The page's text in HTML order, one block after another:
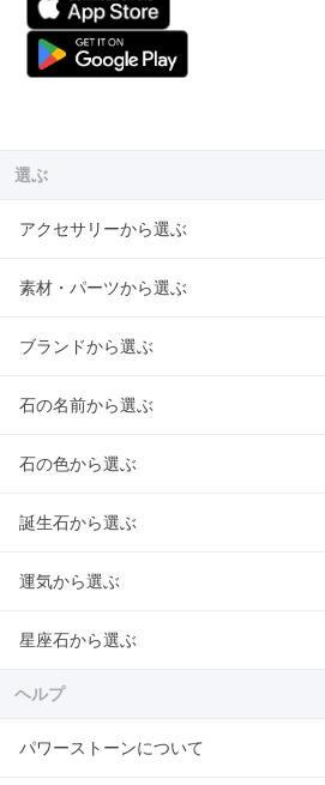
選ぶ
アクセサリーから選ぶ
素材・パーツから選ぶ
ブランドから選ぶ
石の名前から選ぶ
石の色から選ぶ
誕生石から選ぶ
運気から選ぶ
星座石から選ぶ
ヘルプ
パワーストーンについて